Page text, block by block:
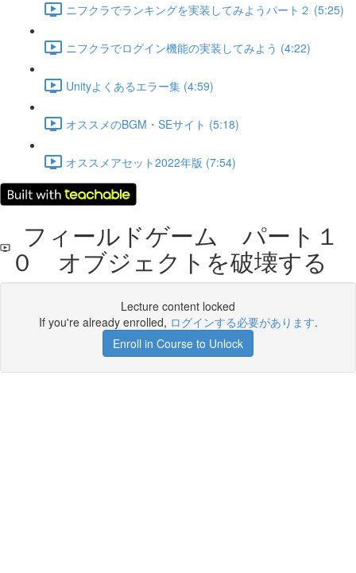
ニフクラでランキングを実装してみようパート２ (5:25)
ニフクラでログイン機能の実装してみよう (4:22)
Unityよくあるエラー集 (4:59)
オススメのBGM・SEサイト (5:18)
オススメアセット2022年版 (7:54)
フィールドゲーム パート１
０ オブジェクトを破壊する
Lecture content locked
If you're already enrolled, ログインする必要があります.
Enroll in Course to Unlock